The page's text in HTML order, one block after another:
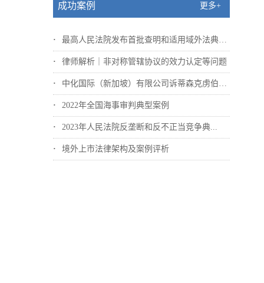
成功案例 更多+
最高人民法院发布首批查明和适用域外法典型...
律师解析｜非对称管辖协议的效力认定等问题
中化国际（新加坡）有限公司诉蒂森克虏伯冶...
2022年全国海事审判典型案例
2023年人民法院反垄断和反不正当竞争典...
境外上市法律架构及案例评析